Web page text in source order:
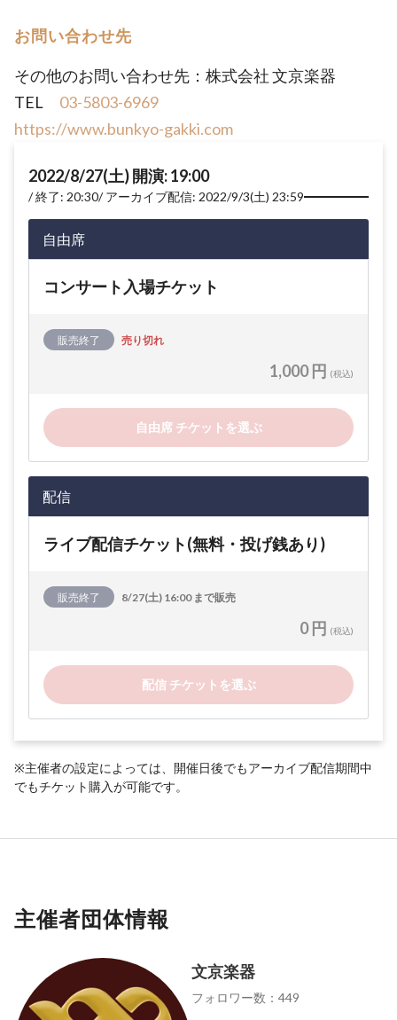
お問い合わせ先
その他のお問い合わせ先：株式会社 文京楽器
TEL 03-5803-6969
https://www.bunkyo-gakki.com
2022/8/27(土) 開演: 19:00
終了: 20:30 アーカイブ配信: 2022/9/3(土) 23:59
自由席
コンサート入場チケット
販売終了 売り切れ
1,000 円 (税込)
自由席 チケットを選ぶ
配信
ライブ配信チケット(無料・投げ銭あり)
販売終了 8/27(土) 16:00 まで販売
0 円 (税込)
配信 チケットを選ぶ
※主催者の設定によっては、開催日後でもアーカイブ配信期間中
でもチケット購入が可能です。
主催者団体情報
文京楽器
フォロワー数：449